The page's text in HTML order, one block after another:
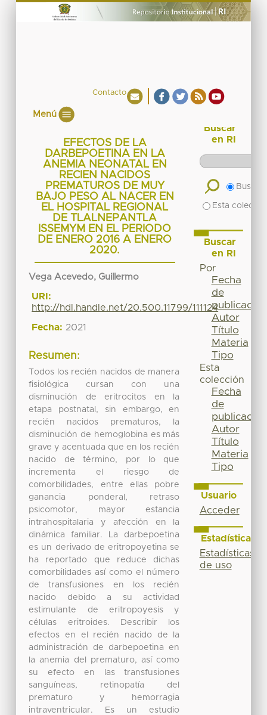
Contacto
Menú
EFECTOS DE LA
DARBEPOETINA EN LA
ANEMIA NEONATAL EN
RECIEN NACIDOS
PREMATUROS DE MUY
BAJO PESO AL NACER EN
EL HOSPITAL REGIONAL
DE TLALNEPANTLA
ISSEMYM EN EL PERIODO
DE ENERO 2016 A ENERO
2020.
Vega Acevedo, Guillermo
URI:
http://hdl.handle.net/20.500.11799/111124
Fecha: 2021
Resumen:
Todos los recién nacidos de manera
fisiológica cursan con una
disminución de eritrocitos en la
etapa postnatal, sin embargo, en
recién nacidos prematuros, la
disminución de hemoglobina es más
grave y acentuada que en los recién
nacido de término, por lo que
incrementa el riesgo de
comorbilidades, entre ellas pobre
ganancia ponderal, retraso
psicomotor, mayor estancia
intrahospitalaria y afección en la
dinámica familiar. La darbepoetina
es un derivado de eritropoyetina se
ha reportado que reduce dichas
comorbilidades así como el número
de transfusiones en los recién
nacido debido a su actividad
estimulante de eritropoyesis y
células eritroides. Describir los
efectos en el recién nacido de la
administración de darbepoetina en
la anemia del prematuro, así como
su efecto en las transfusiones
sanguíneas, retinopatía del
prematuro y hemorragia
intraventricular. Es un estudio
Buscar
en RI
Buscar
Esta
Buscar
en RI
Por
Fecha
de
publicación
Autor
Título
Materia
Tipo
Esta
colección
Fecha
de
publicación
Autor
Título
Materia
Tipo
Usuario
Acceder
Estadísticas
Estadísticas
de uso